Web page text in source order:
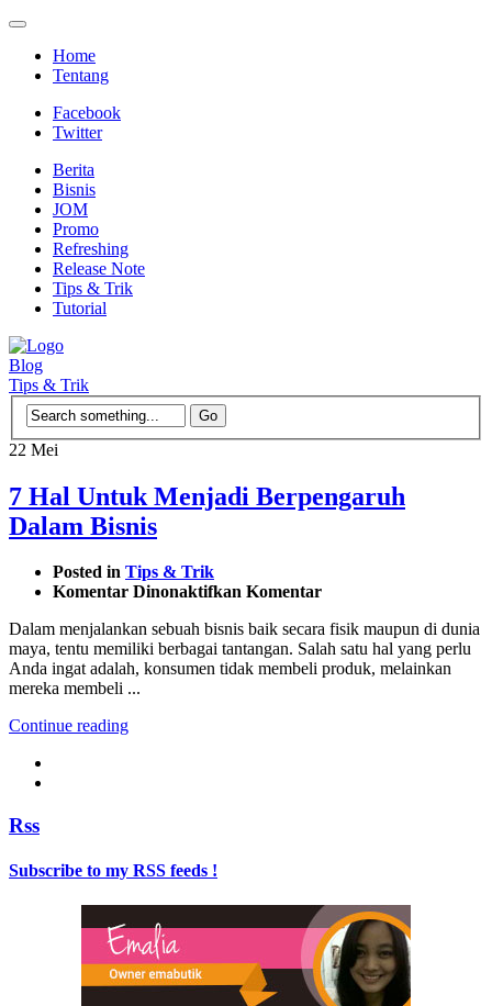
Home
Tentang
Facebook
Twitter
Berita
Bisnis
JOM
Promo
Refreshing
Release Note
Tips & Trik
Tutorial
Blog
Tips & Trik
22 Mei
7 Hal Untuk Menjadi Berpengaruh
Dalam Bisnis
Posted in Tips & Trik
Komentar Dinonaktifkan pada
Hal
Untuk
Menjadi
Komentar
Dalam menjalankan sebuah bisnis baik secara fisik maupun di dunia
maya, tentu memiliki berbagai tantangan. Salah satu hal yang perlu
Anda ingat adalah, konsumen tidak membeli produk, melainkan
mereka membeli ...
Continue reading
Rss
Subscribe to my RSS feeds !